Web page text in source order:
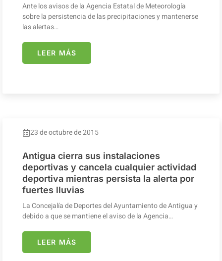
Ante los avisos de la Agencia Estatal de Meteorología
sobre la persistencia de las precipitaciones y mantenerse
las alertas…
LEER MÁS
23 de octubre de 2015
Antigua cierra sus instalaciones
deportivas y cancela cualquier actividad
deportiva mientras persista la alerta por
fuertes lluvias
La Concejalía de Deportes del Ayuntamiento de Antigua y
debido a que se mantiene el aviso de la Agencia…
LEER MÁS